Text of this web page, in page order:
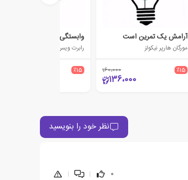
آرامش یک تمرین است
مورگان هارپر نیکولز
٪15 160،000
136،000
وابستگی بیش از اندازه
رابرت ویس
٪15
نظر خود را بنویسید
0
|
|